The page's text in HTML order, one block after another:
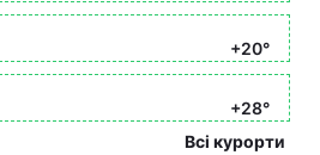
+20°
+28°
Всі курорти